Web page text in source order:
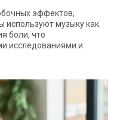
эффектов,
используют музыку как
боли, что
исследованиями и